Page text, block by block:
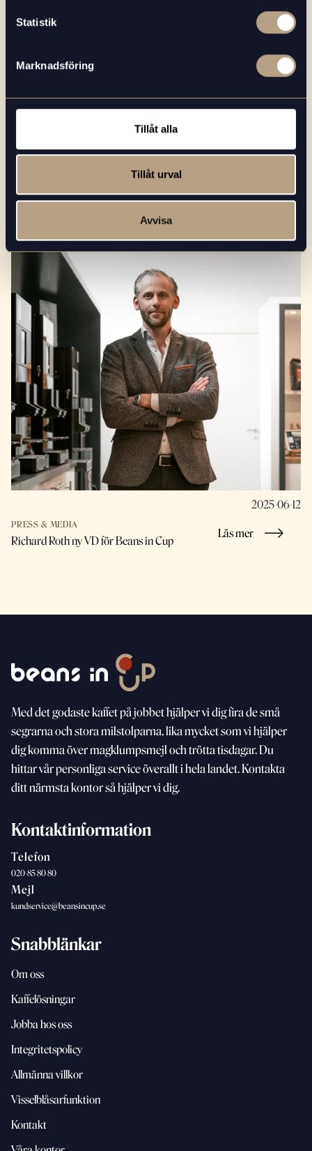
Statistik
Marknadsföring
Tillåt alla
Tillåt urval
Avvisa
NYHETER
Beans in Cup på plats på Sweden Rock!
2025-06-12
PRESS & MEDIA
Richard Roth ny VD för Beans in Cup
Läs mer
Meddet godaste kaffet på jobbet hjälper vi dig fira de små
segrarna och stora milstolparna, lika mycket som vihjälper
dig komma över magklumpsmejl och tröttatisdagar. Du
hittar vår personliga service överallt i hela landet. Kontakta
ditt närmsta kontor så hjälper vi dig.
Kontaktinformation
Telefon
020-85 80 80
Mejl
kundservice@beansincup.se
Snabblänkar
Om oss
Kaffelösningar
Jobba hos oss
Integritetspolicy
Allmänna villkor
Visselblåsarfunktion
Kontakt